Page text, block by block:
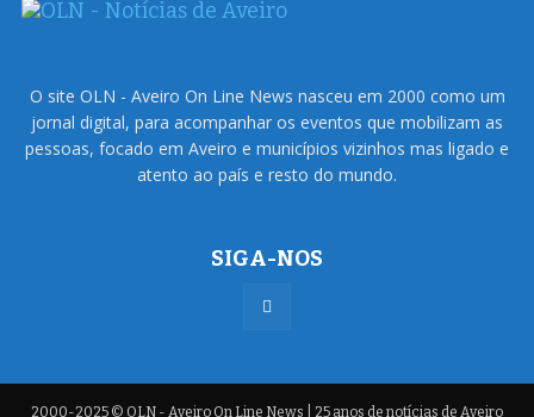
O site OLN - Aveiro On Line News nasceu em 2000 como um
jornal digital, para acompanhar os eventos que mobilizam as
pessoas, focado em Aveiro e municípios vizinhos mas ligado e
atento ao país e resto do mundo.
SIGA-NOS
2000-2025 © OLN - Aveiro On Line News | 25 anos de notícias de Aveiro